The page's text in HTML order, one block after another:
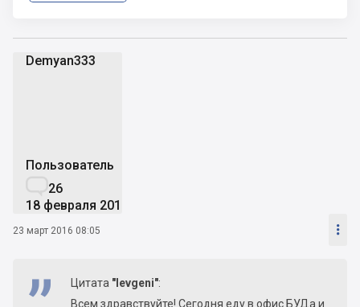
Demyan333
Пользователь
26
18 февраля 2016
23 март 2016 08:05 
Цитата "Ievgeni":
Всем здравствуйте! Сегодня еду в офис БУДа и